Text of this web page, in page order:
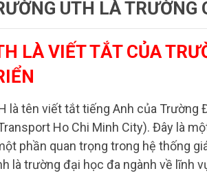
UTH LÀ TRƯỜNG
LÀ VIẾT TẮT CỦA
là tên viết tắt tiếng Anh của Trường
Ho Chi Minh City). Đây là
phần quan trọng trong hệ thống
là trường đại học đa ngành về lĩnh